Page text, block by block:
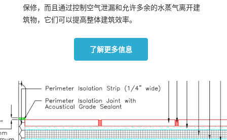
保修，而且通过控制空气泄漏和允许多余的水蒸气离开建
筑物，它们可以提高整体建筑效率。
了解更多信息